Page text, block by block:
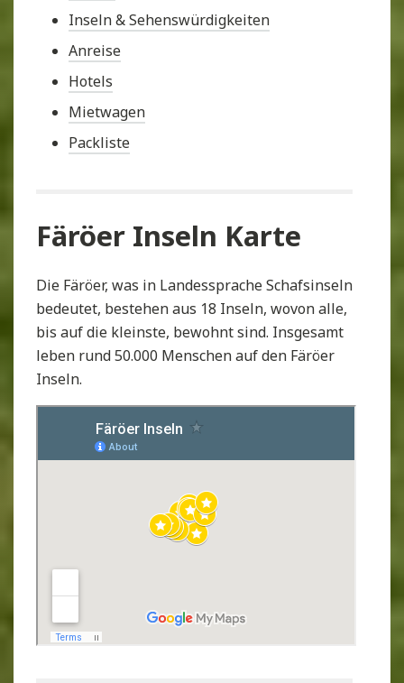
Inseln & Sehenswürdigkeiten
Anreise
Hotels
Mietwagen
Packliste
Färöer Inseln Karte
Die Färöer, was in Landessprache Schafsinseln
bedeutet, bestehen aus 18 Inseln, wovon alle,
bis auf die kleinste, bewohnt sind. Insgesamt
leben rund 50.000 Menschen auf den Färöer
Inseln.